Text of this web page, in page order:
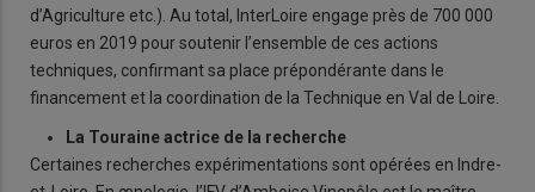
d’Agriculture etc.). Au total, InterLoire engage près de 700 000
euros en 2019 pour soutenir l’ensemble de ces actions
techniques, confirmant sa place prépondérante dans le
financement et la coordination de la Technique en Val de Loire.
La Touraine actrice de la recherche
Certaines recherches expérimentations sont opérées en Indre-